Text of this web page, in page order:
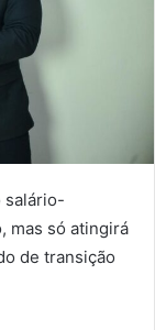
salário-
mas só atingirá
de transição